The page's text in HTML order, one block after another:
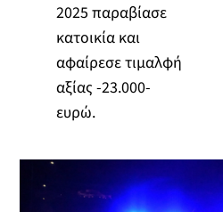
2025 παραβίασε
κατοικία και
αφαίρεσε τιμαλφή
αξίας -23.000-
ευρώ.